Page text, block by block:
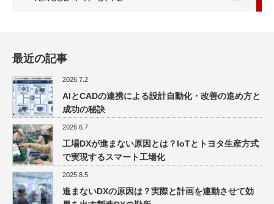
最近の記事
2026.7.2
AIとCADの連携による設計自動化・改善の進め方と
成功の秘訣
2026.6.7
工場DXが進まない原因とは？IoTとトヨタ生産方式
で実現するスマート工場化
2025.8.5
進まないDXの原因は？実際と計画を連動させて効